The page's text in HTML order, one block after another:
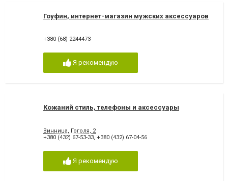
Гоуфин, интернет-магазин мужских аксессуаров
+380 (68) 2244473
Я рекомендую
Кожаний стиль, телефоны и аксессуары
Винница, Гоголя, 2
+380 (432) 67-53-33, +380 (432) 67-04-56
Я рекомендую